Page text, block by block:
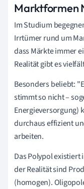
Marktformen
Im Studium
Irrtümer rund um
dass Märkte immer
Realität gibt es
Besonders beliebt:
stimmt so nicht –
Energieversorgung)
durchaus effizient
arbeiten.
Das Polypol
der Realität sind
(homogen).